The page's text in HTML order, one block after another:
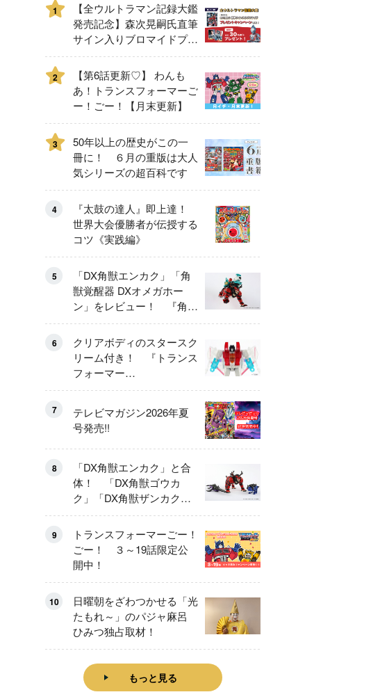
1
【全ウルトラマン記録大鑑
発売記念】森次晃嗣氏直筆
サイン入りブロマイドプレ
ゼントキャンペーン開催！
2
【第6話更新♡】 わんも
あ！トランスフォーマーご
ー！ごー！【月末更新】
3
50年以上の歴史がこの一
冊に！ ６月の重版は大人
気シリーズの超百科です
4
『太鼓の達人』即上達！
世界大会優勝者が伝授する
コツ《実践編》
5
「DX角獣エンカク」「角
獣覚醒器 DXオメガホー
ン」をレビュー！ 『角醒
ハンター オメガホーン』
の玩具展開がスタート！
6
クリアボディのスタースク
リーム付き！ 『トランス
フォーマー
FANBOOK2026』2026年
7
テレビマガジン2026年夏
号発売!!
8
「DX角獣エンカク」と合
体！ 「DX角獣ゴウカ
ク」「DX角獣ザンカク」
をレビュー！
9
トランスフォーマーごー！
ごー！ ３～19話限定公
開中！
10
日曜朝をざわつかせる「光
たもれ～」のパジャ麻呂
ひみつ独占取材！
もっと見る